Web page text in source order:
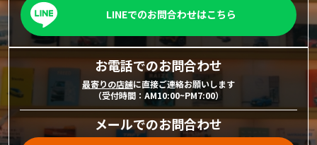
LINEでのお問合わせはこちら
お電話でのお問合わせ
最寄りの店舗に直接ご連絡お願いします
（受付時間：AM10:00~PM7:00）
メールでのお問合わせ